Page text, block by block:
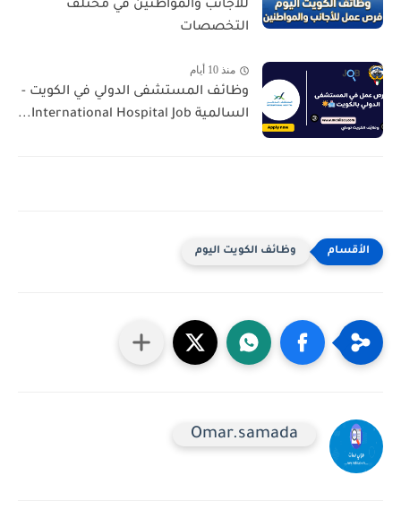
للأجانب والمواطنين في مختلف
التخصصات
منذ 10 أيام
وظائف المستشفى الدولي في الكويت -
السالمية International Hospital Job...
وظائف الكويت اليوم
Omar.samada